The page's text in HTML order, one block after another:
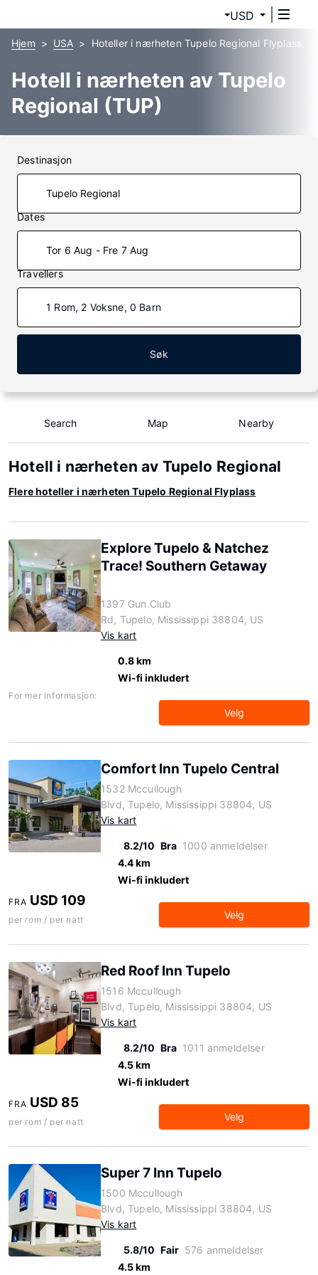
USD
Hjem USA Hoteller i nærheten Tupelo Regional Flyplass
Hotell i nærheten av Tupelo
Regional (TUP)
Destinasjon
Dates
Tor 6 Aug - Fre 7 Aug
Travellers
1 Rom, 2 Voksne, 0 Barn
Søk
Search Map Nearby
Hotell i nærheten av Tupelo Regional
Flere hoteller i nærheten Tupelo Regional Flyplass
Explore Tupelo & Natchez
Trace! Southern Getaway
1397 Gun Club
Rd, Tupelo, Mississippi 38804, US
Vis kart
0.8 km
Wi-fi inkludert
For mer informasjon:
Velg
Comfort Inn Tupelo Central
1532 Mccullough
Blvd, Tupelo, Mississippi 38804, US
Vis kart
8.2/10 Bra 1000 anmeldelser
4.4 km
Wi-fi inkludert
FRA USD 109
per rom / per natt Velg
Red Roof Inn Tupelo
1516 Mccullough
Blvd, Tupelo, Mississippi 38804, US
Vis kart
8.2/10 Bra 1011 anmeldelser
4.5 km
Wi-fi inkludert
FRA USD 85
per rom / per natt Velg
Super 7 Inn Tupelo
1500 Mccullough
Blvd, Tupelo, Mississippi 38804, US
Vis kart
5.8/10 Fair 576 anmeldelser
4.5 km